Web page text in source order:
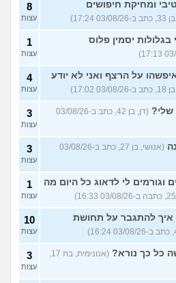
ומחיקת חיפושים
8
עצות
יסמין פלוס 1
עצות
על הרצף ואני לא יודע
4
עצות
שלי?
(דן, בן 42, כתב ב-03/08/26
3
עצות
(אנושי, בן 27, כתב ב-03/08/26
3
עצות
וגורמים לי לדאוג כל היום מה
1
עצות
איך להתגבר על תחושת
10
עצות
כל כך נורא?
(אנונימית, בת 17,
3
עצות